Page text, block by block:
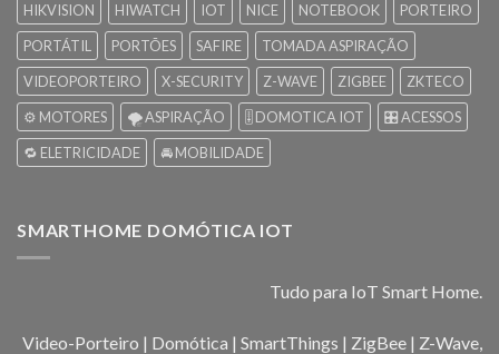
HIKVISION
HIWATCH IOT NICE NOTEBOOK
PORTEIRO
PORTÁTIL
PORTÕES SAFIRE
TOMADA ASPIRAÇÃO
VIDEOPORTEIRO
X-SECURITY Z-WAVE ZIGBEE
ZKTECO
⚙️ MOTORES
🌪️ ASPIRAÇÃO 🎚️ DOMOTICA IOT
🎛️ ACESSOS
🔁 ELETRICIDADE
🚘 MOBILIDADE
SMARTHOME DOMÓTICA IOT
Tudo para IoT Smart Home.
Video-Porteiro | Domótica | SmartThings | ZigBee | Z-Wave,